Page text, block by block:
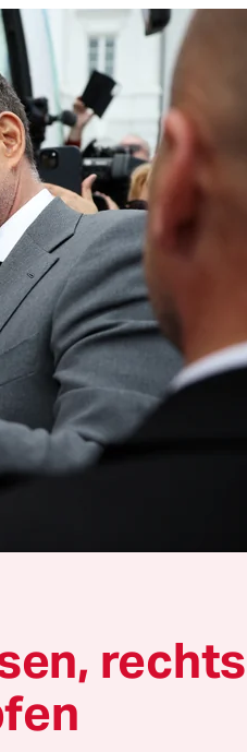
so wichtig wie an
rechts